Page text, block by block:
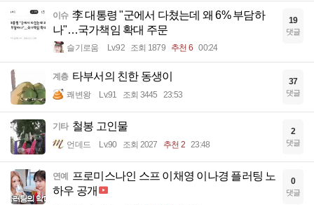
이슈 李 대통령 "군에서 다쳤는데 왜 6% 부담하
나"…국가책임 확대 주문
슬기로움 Lv.92 조회 1879 추천 6 00:24
19
댓글
계층 타부서의 친한 동생이
쾌변왕 Lv.91 조회 3445 23:53
37
댓글
기타 철봉 고인물
언데드 Lv.90 조회 2027 추천 2 23:48
2
댓글
연예 프로미스나인 스프 이채영 이나경 플러팅 노
하우 공개
0
댓글